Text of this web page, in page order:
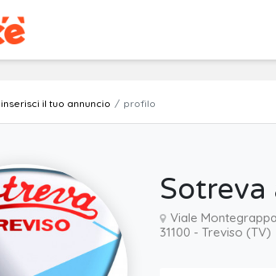
inserisci il tuo annuncio profilo
Sotreva
Viale
31100 - Treviso (TV)